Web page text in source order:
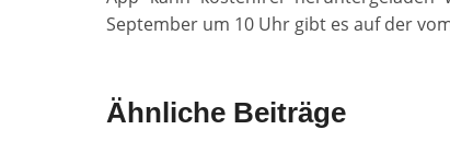
September um 10 Uhr gibt es auf der
Ähnliche Beiträge